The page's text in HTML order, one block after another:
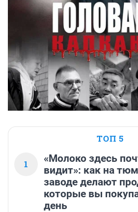
ТОП 5
1
«Молоко здесь
видит»: как на
заводе делают
которые вы
день